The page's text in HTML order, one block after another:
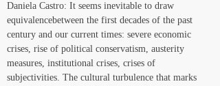
Daniela Castro: It seems inevitable to draw
equivalencebetween the first decades of the past
century and our current times: severe economic
crises, rise of political conservatism, austerity
measures, institutional crises, crises of
subjectivities. The cultural turbulence that marks